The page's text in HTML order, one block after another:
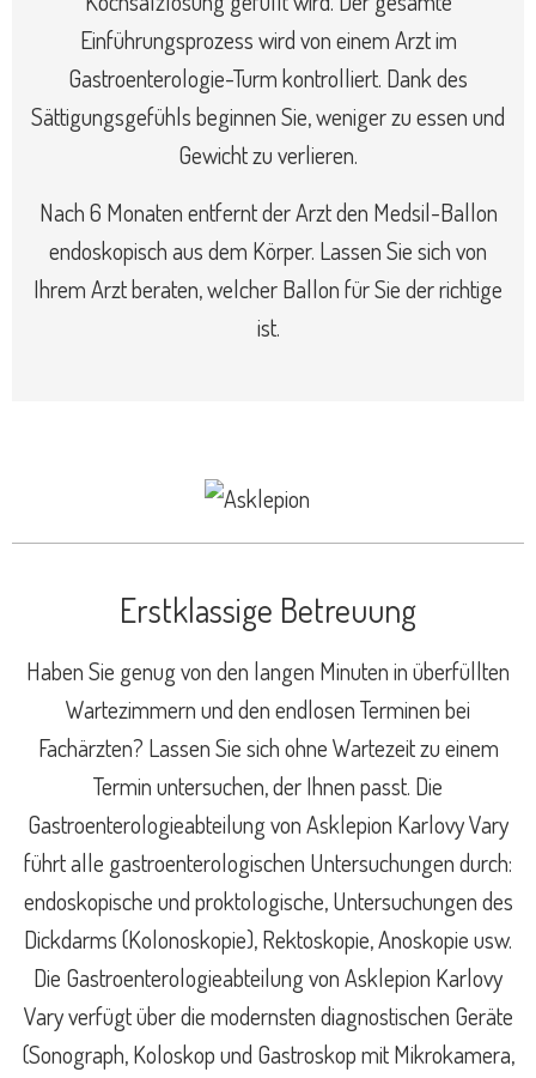
Einführungsprozess wird von einem Arzt im
Gastroenterologie-Turm kontrolliert. Dank des
Sättigungsgefühls beginnen Sie, weniger zu essen und
Gewicht zu verlieren.
Nach 6 Monaten entfernt der Arzt den Medsil-Ballon
endoskopisch aus dem Körper. Lassen Sie sich von
Ihrem Arzt beraten, welcher Ballon für Sie der richtige
ist.
Erstklassige Betreuung​
Haben Sie genug von den langen Minuten in überfüllten
Wartezimmern und den endlosen Terminen bei
Fachärzten? Lassen Sie sich ohne Wartezeit zu einem
Termin untersuchen, der Ihnen passt. Die
Gastroenterologieabteilung von Asklepion Karlovy Vary
führt alle gastroenterologischen Untersuchungen durch:
endoskopische und proktologische, Untersuchungen des
Dickdarms (Kolonoskopie), Rektoskopie, Anoskopie usw.
Die Gastroenterologieabteilung von Asklepion Karlovy
Vary verfügt über die modernsten diagnostischen Geräte
(Sonograph, Koloskop und Gastroskop mit Mikrokamera,